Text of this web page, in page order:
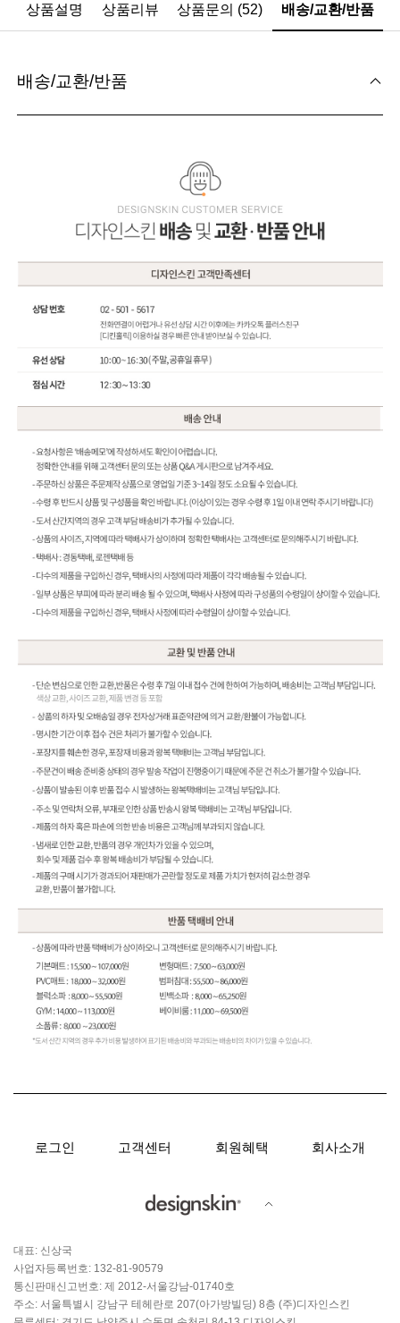
상품설명 상품리뷰 상품문의 (52) 배송/교환/반품
배송/교환/반품
로그인 고객센터 회원혜택 회사소개
대표: 신상국
사업자등록번호: 132-81-90579
통신판매신고번호: 제 2012-서울강남-01740호
주소: 서울특별시 강남구 테헤란로 207(아가방빌딩) 8층 (주)디자인스킨